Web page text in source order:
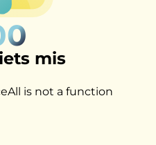
mis
is not a function